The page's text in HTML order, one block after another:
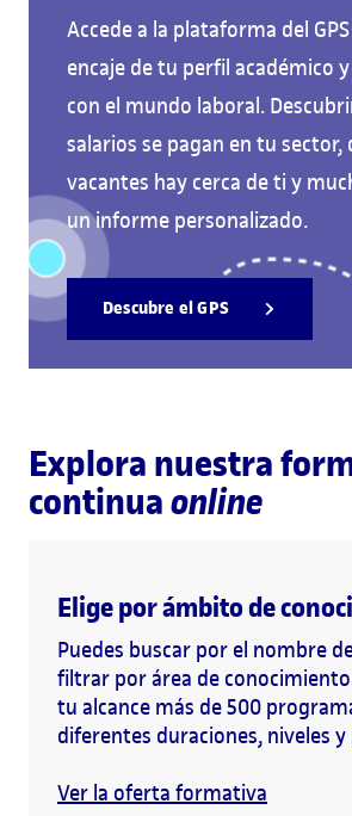
Accede a la plataforma del
encaje de tu perfil académico
con el mundo laboral.
salarios se pagan en tu sector,
vacantes hay cerca de ti y
un informe personalizado.
Descubre el GPS
Explora nuestra
continuaonline
Elige por ámbito de
Puedes buscar por el nombre
filtrar por área de
tu alcance más de 500
diferentes duraciones, niveles y
Ver la oferta formativa